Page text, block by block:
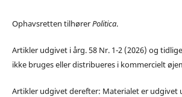
Ophavsretten tilhørerPolitica.
Artikler udgivet i årg. 58 Nr. 1-2 (2026) og
ikke bruges eller distribueres i kommercielt
Artikler udgivet derefter: Materialet er udgivet